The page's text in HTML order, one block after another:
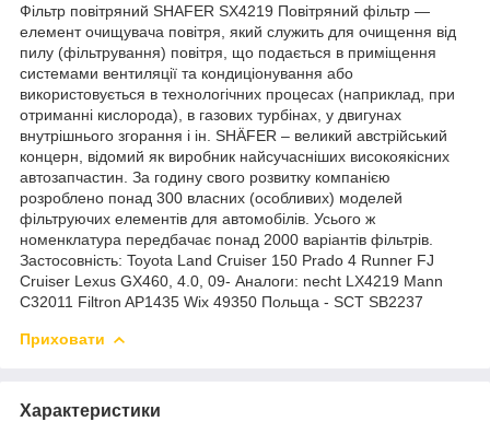
Фільтр повітряний SHAFER SX4219 Повітряний фільтр —
елемент очищувача повітря, який служить для очищення від
пилу (фільтрування) повітря, що подається в приміщення
системами вентиляції та кондиціонування або
використовується в технологічних процесах (наприклад, при
отриманні кислорода), в газових турбінах, у двигунах
внутрішнього згорання і ін. SHÄFER – великий австрійський
концерн, відомий як виробник найсучасніших високоякісних
автозапчастин. За годину свого розвитку компанією
розроблено понад 300 власних (особливих) моделей
фільтруючих елементів для автомобілів. Усього ж
номенклатура передбачає понад 2000 варіантів фільтрів.
Застосовність: Toyota Land Cruiser 150 Prado 4 Runner FJ
Cruiser Lexus GX460, 4.0, 09- Аналоги: necht LX4219 Mann
C32011 Filtron AP1435 Wix 49350 Польща - SCT SB2237
Приховати
Характеристики